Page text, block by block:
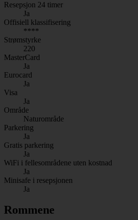
Resepsjon 24 timer
Ja
Offisiell klassifisering
****
Strømstyrke
220
MasterCard
Ja
Eurocard
Ja
Visa
Ja
Område
Naturområde
Parkering
Ja
Gratis parkering
Ja
WiFi i fellesområdene uten kostnad
Ja
Minisafe i resepsjonen
Ja
Rommene